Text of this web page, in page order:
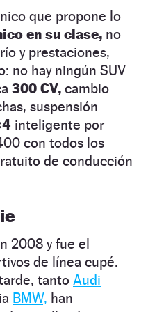
que propone lo
en su clase, no
y prestaciones,
no hay ningún SUV
300 CV, cambio
suspensión
inteligente por
con todos los
de conducción
2008 y fue el
de línea cupé.
tanto Audi
BMW, han